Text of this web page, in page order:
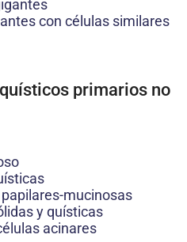
con células similares
primarios no
mucinosas
y quísticas
acinares